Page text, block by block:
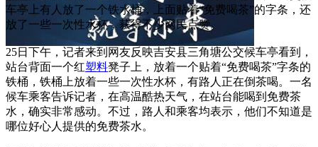
车亭上有人放了一个铁水桶，上面贴着“免费喝茶”的字条，还
放了一些一次性水杯，获得不少网民点赞。
25日下午，记者来到网友反映吉安县三角塘公交候车亭看到，
站台背面一个红塑料凳子上，放着一个贴着“免费喝茶”字条的
铁桶，铁桶上放着一些一次性水杯，有路人正在倒茶喝。一名
候车乘客告诉记者，在高温酷热天气，在站台能喝到免费茶
水，确实非常感动。不过，路人和乘客均表示，他们不知道是
哪位好心人提供的免费茶水。